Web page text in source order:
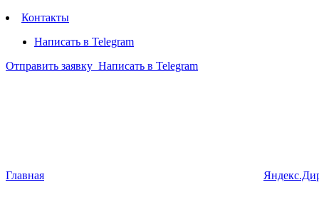
Контакты
Написать в Telegram
Отправить заявку Написать в Telegram
Главная